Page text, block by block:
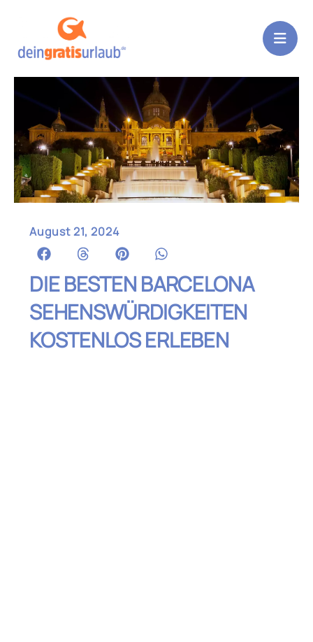
August 21, 2024
DIE BESTEN BARCELONA
SEHENSWÜRDIGKEITEN
KOSTENLOS ERLEBEN